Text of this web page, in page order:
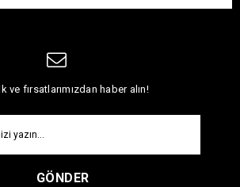
ve fırsatlarımızdan haber alın!
GÖNDER